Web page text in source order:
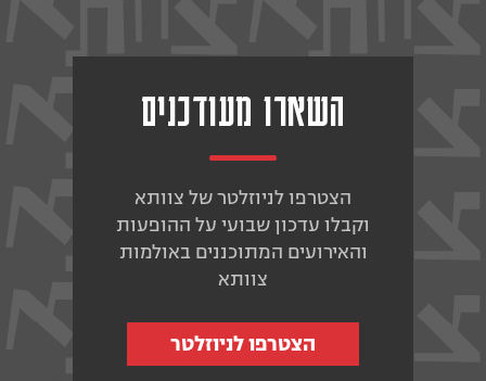
השארו מעודכנים
הצטרפו לניוזלטר של צוותא
וקבלו עדכון שבועי על ההופעות
והאירועים המתוכננים באולמות
צוותא
הצטרפו לניוזלטר